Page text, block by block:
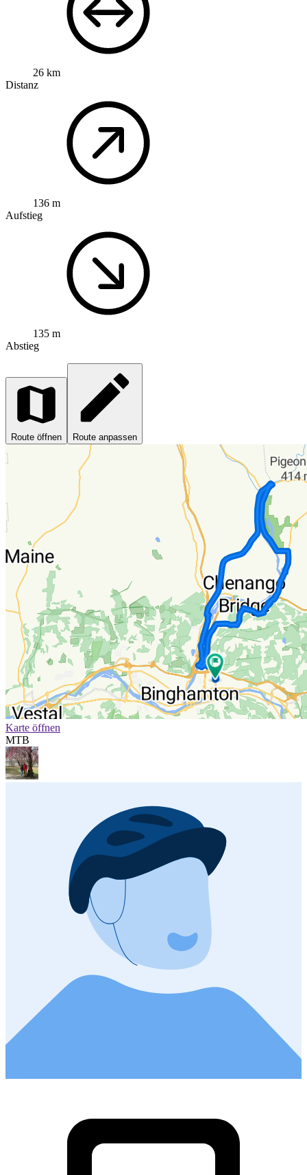
26 km
Distanz
136 m
Aufstieg
135 m
Abstieg
Route öffnen Route anpassen
Karte öffnen
MTB